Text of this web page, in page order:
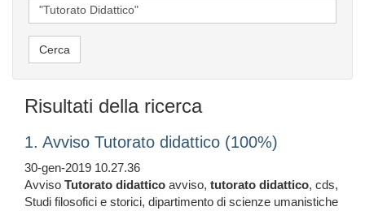
Risultati della ricerca
1. Avviso Tutorato didattico (100%)
30-gen-2019 10.27.36
Avviso Tutorato didattico avviso, tutorato didattico, cds,
Studi filosofici e storici, dipartimento di scienze umanistiche